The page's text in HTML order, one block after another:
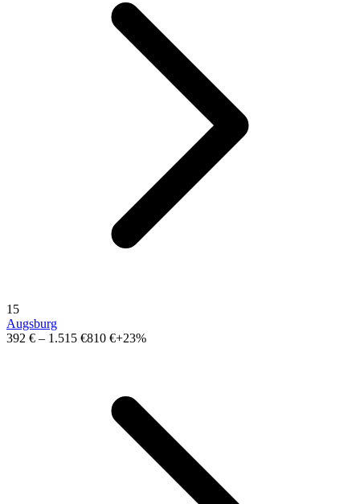
15
Augsburg
392 € – 1.515 €810 €+23%